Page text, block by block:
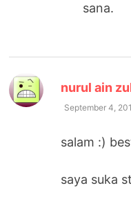
sana.
nurul ain
September 4,
salam :)
saya suka